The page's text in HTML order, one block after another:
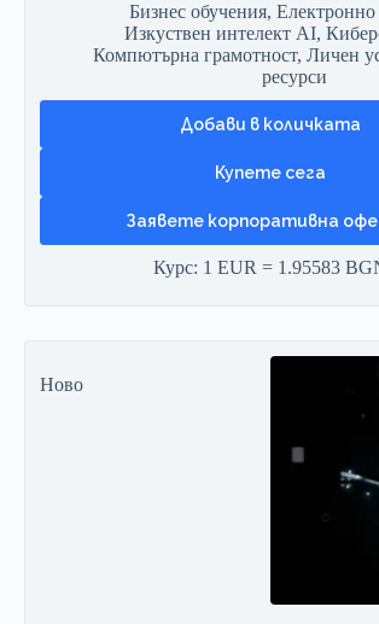
Бизнес обучения, Електронно
Изкуствен интелект AI,
Компютърна грамотност, Личен
ресурси
Добави в количката
Заявете корпоративна
Курс: 1 EUR = 1.95583
Ново